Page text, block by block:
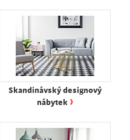
Skandinávský designový
nábytek ›